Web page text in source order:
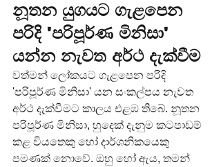
නූතන යුගයට ගැළපෙන
පරිදි 'පරිපූර්ණ මිනිසා'
යන්න නැවත අර්ථ දැක්වීම
වත්මන් ලෝකයට ගැළපෙන පරිදි
'පරිපූර්ණ මිනිසා' යන සංකල්පය නැවත
අර්ථ දැක්වීමට කාලය එළඹ තිබේ. නූතන
පරිපූර්ණ මිනිසා, හුදෙක් දැනුම කටපාඩම්
කළ වියතෙකු හෝ දාර්ශනිකයෙකු
පමණක් නොවේ. ඔහු හෝ ඇය, තමන්